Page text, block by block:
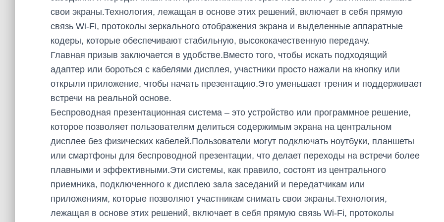
свои экраны.Технология, лежащая в основе этих решений, включает в себя прямую
связь Wi-Fi, протоколы зеркального отображения экрана и выделенные аппаратные
кодеры, которые обеспечивают стабильную, высококачественную передачу.
Главная призыв заключается в удобстве.Вместо того, чтобы искать подходящий
адаптер или бороться с кабелями дисплея, участники просто нажали на кнопку или
открыли приложение, чтобы начать презентацию.Это уменьшает трения и поддерживает
встречи на реальной основе.
Беспроводная презентационная система – это устройство или программное решение,
которое позволяет пользователям делиться содержимым экрана на центральном
дисплее без физических кабелей.Пользователи могут подключать ноутбуки, планшеты
или смартфоны для беспроводной презентации, что делает переходы на встречи более
плавными и эффективными.Эти системы, как правило, состоят из центрального
приемника, подключенного к дисплею зала заседаний и передатчикам или
приложениям, которые позволяют участникам снимать свои экраны.Технология,
лежащая в основе этих решений, включает в себя прямую связь Wi-Fi, протоколы